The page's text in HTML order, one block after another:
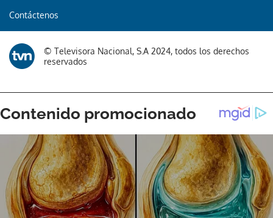
Contáctenos
© Televisora Nacional, S.A 2024, todos los derechos
reservados